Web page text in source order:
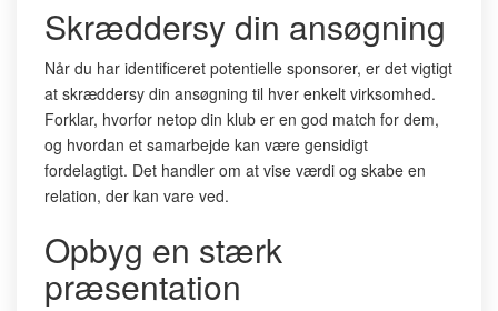
Skræddersy din ansøgning
Når du har identificeret potentielle sponsorer, er det vigtigt
at skræddersy din ansøgning til hver enkelt virksomhed.
Forklar, hvorfor netop din klub er en god match for dem,
og hvordan et samarbejde kan være gensidigt
fordelagtigt. Det handler om at vise værdi og skabe en
relation, der kan vare ved.
Opbyg en stærk
præsentation